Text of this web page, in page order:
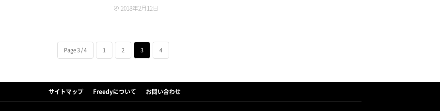
2018年2月12日
Page 3 / 4 1 2 3 4
サイトマップ Freedyについて お問い合わせ